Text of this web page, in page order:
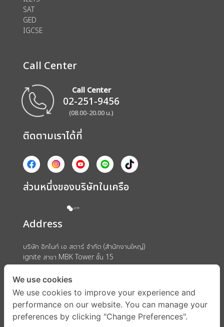
SAT
GED
IGCSE
Call Center
Call Center
02-251-9456
(08.00-20.00 น.)
ติดตามเราได้ที่
ส่วนหนึ่งของบริษัทในเครือ
Address
บริษัท อิกไนท์ เอ สตาร์ จำกัด (สำนักงานใหญ่)
ignite สาขา MBK Tower ชั้น 15
ถนนพญาไท แขวงวังใหม่ เขตปทุมวัน กรุงเทพมหานคร 10330
We use cookies
We use cookies to improve your experience and
performance on our website. You can manage your
preferences by clicking "Change Preferences".